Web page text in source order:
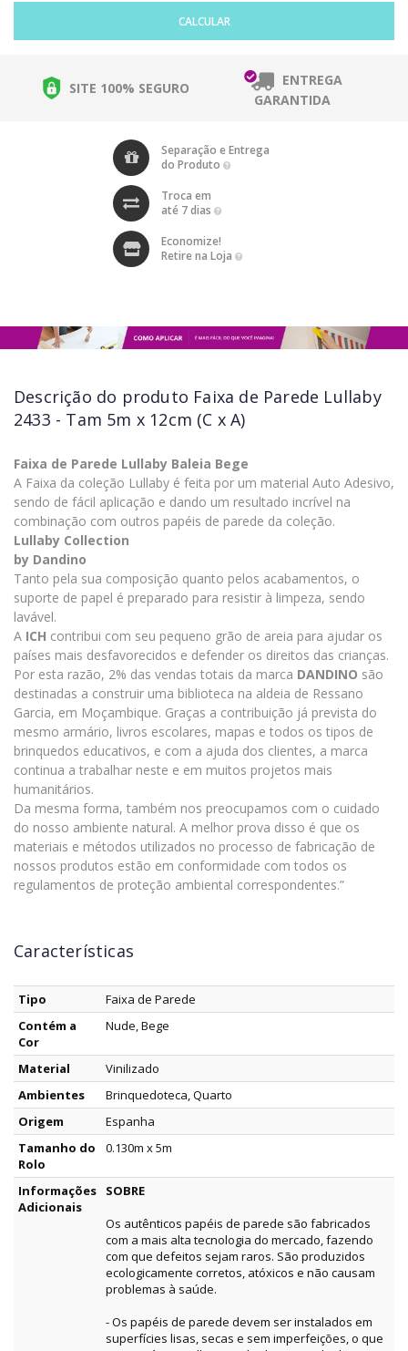
CALCULAR
SITE 100% SEGURO
ENTREGA
GARANTIDA
Separação e Entrega
do Produto
Troca em
até 7 dias
Economize!
Retire na Loja
Descrição do produto Faixa de Parede Lullaby
2433 - Tam 5m x 12cm (C x A)
Faixa de Parede Lullaby Baleia Bege
A Faixa da coleção Lullaby é feita por um material Auto Adesivo,
sendo de fácil aplicação e dando um resultado incrível na
combinação com outros papéis de parede da coleção.
Lullaby Collection
by Dandino
Tanto pela sua composição quanto pelos acabamentos, o
suporte de papel é preparado para resistir à limpeza, sendo
lavável.
A ICH contribui com seu pequeno grão de areia para ajudar os
países mais desfavorecidos e defender os direitos das crianças.
Por esta razão, 2% das vendas totais da marca DANDINO são
destinadas a construir uma biblioteca na aldeia de Ressano
Garcia, em Moçambique. Graças a contribuição já prevista do
mesmo armário, livros escolares, mapas e todos os tipos de
brinquedos educativos, e com a ajuda dos clientes, a marca
continua a trabalhar neste e em muitos projetos mais
humanitários.
Da mesma forma, também nos preocupamos com o cuidado
do nosso ambiente natural. A melhor prova disso é que os
materiais e métodos utilizados no processo de fabricação de
nossos produtos estão em conformidade com todos os
regulamentos de proteção ambiental correspondentes.”
Características
Tipo
Faixa de Parede
Contém a
Cor
Nude, Bege
Material
Vinilizado
Ambientes
Brinquedoteca, Quarto
Origem
Espanha
Tamanho do
Rolo
0.130m x 5m
Informações
Adicionais
SOBRE
Os autênticos papéis de parede são fabricados
com a mais alta tecnologia do mercado, fazendo
com que defeitos sejam raros. São produzidos
ecologicamente corretos, atóxicos e não causam
problemas à saúde.
- Os papéis de parede devem ser instalados em
superfícies lisas, secas e sem imperfeições, o que